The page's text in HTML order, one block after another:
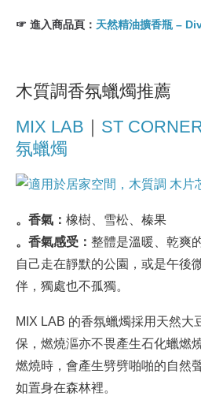
☞ 進入商品頁： 天然精油擴香瓶 –
木質調香氛蠟燭推薦
MIX LAB ｜ ST
氛蠟燭
。香氣： 橡樹、雪松、榛果
。香氣感受： 整體是溫暖、乾爽
自己走在靜默的公園，或是午後
伴，獨處也不孤獨。
MIX LAB 的香氛蠟燭採用天然大
保，燃燒漚亦不畏產生石化蠟燃
燃燒時，會產生劈劈啪啪的自然
如置身在森林裡。